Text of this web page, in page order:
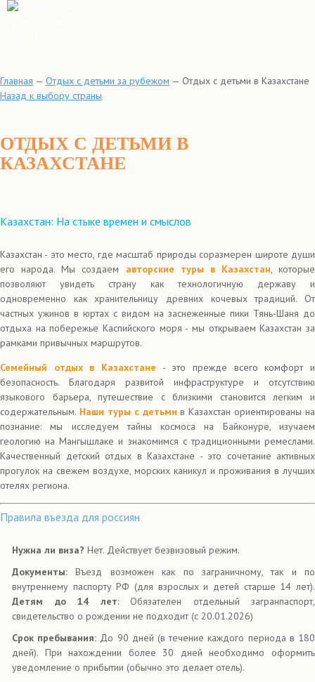
Главная — Отдых с детьми за рубежом — Отдых с детьми в Казахстане
Назад к выбору страны
ОТДЫХ С ДЕТЬМИ В
КАЗАХСТАНЕ
Казахстан: На стыке времен и смыслов
Казахстан - это место, где масштаб природы соразмерен широте души
его народа. Мы создаем авторские туры в Казахстан, которые
позволяют увидеть страну как технологичную державу и
одновременно как хранительницу древних кочевых традиций. От
частных ужинов в юртах с видом на заснеженные пики Тянь-Шаня до
отдыха на побережье Каспийского моря - мы открываем Казахстан за
рамками привычных маршрутов.
Семейный отдых в Казахстане - это прежде всего комфорт и
безопасность. Благодаря развитой инфраструктуре и отсутствию
языкового барьера, путешествие с близкими становится легким и
содержательным. Наши туры с детьми в Казахстан ориентированы на
познание: мы исследуем тайны космоса на Байконуре, изучаем
геологию на Мангышлаке и знакомимся с традиционными ремеслами.
Качественный детский отдых в Казахстане - это сочетание активных
прогулок на свежем воздухе, морских каникул и проживания в лучших
отелях региона.
Правила въезда для россиян
Нужна ли виза? Нет. Действует безвизовый режим.
Документы: Въезд возможен как по заграничному, так и по
внутреннему паспорту РФ (для взрослых и детей старше 14 лет).
Детям до 14 лет: Обязателен отдельный загранпаспорт,
свидетельство о рождении не подходит (с 20.01.2026)
Срок пребывания: До 90 дней (в течение каждого периода в 180
дней). При нахождении более 30 дней необходимо оформить
уведомление о прибытии (обычно это делает отель).